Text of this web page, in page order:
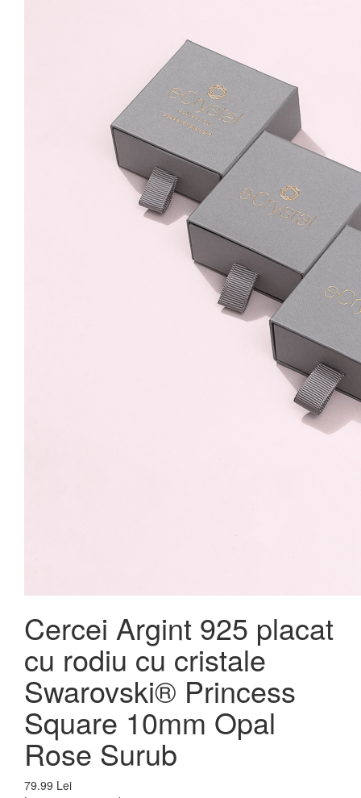
cu rodiu cu cristale
Swarovski® Princess
Square 10mm Opal
Rose Surub
Cercei Argint 925 placat
cu rodiu cu cristale
Swarovski® Princess
Square 10mm Opal
Rose Surub
79.99 Lei